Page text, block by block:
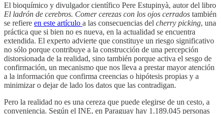
El bioquímico y divulgador científico Pere Estupinyà, autor del libro
El ladrón de cerebros. Comer cerezas con los ojos cerrados también
se refiere en este artículo a las consecuencias del cherry picking, una
práctica que si bien no es nueva, en la actualidad se encuentra
extendida. El experto advierte que constituye un riesgo significativo
no sólo porque contribuye a la construcción de una percepción
distorsionada de la realidad, sino también porque activa el sesgo de
confirmación, un mecanismo que nos lleva a prestar mayor atención
a la información que confirma creencias o hipótesis propias y a
minimizar o dejar de lado los datos que las contradigan.
Pero la realidad no es una cereza que puede elegirse de un cesto, a
conveniencia. Según el INE, en Paraguay hay 1.189.045 personas